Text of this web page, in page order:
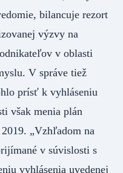
bilancuje rezort
výzvy na
v oblasti
V správe tiež
prísť k vyhláseniu
však menia plán
„Vzhľadom na
v súvislosti s
vyhlásenia uvedenej